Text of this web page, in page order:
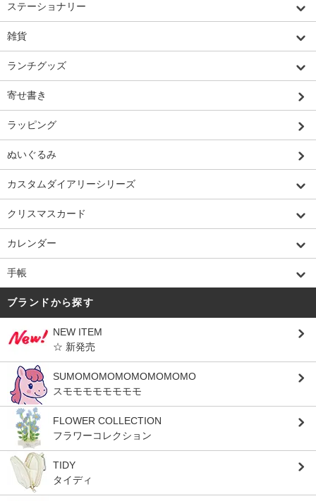
ステーショナリー
雑貨
ランチグッズ
寄せ書き
ラッピング
ぬいぐるみ
カスタムダイアリーシリーズ
クリスマスカード
カレンダー
手帳
ブランドから探す
NEW ITEM
☆ 新発売
SUMOMOMOMOMOMOMOMO
スモモモモモモモモ
FLOWER COLLECTION
フラワーコレクション
TIDY
タイディ